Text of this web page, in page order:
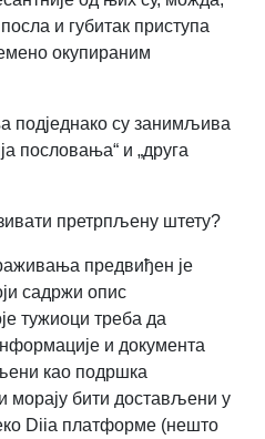
и губитак приступа
окупираним
подједнако су занимљива
пословања“ и „друга
претрпљену штету?
предвиђен је
садржи опис
тужиоци треба да
и документа
као подршка
морају бити достављени у
Diia платформе (нешто